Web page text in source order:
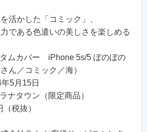
活かした「コミック」、
である色遣いの美しさを楽しめる
ムカバー iPhone 5s/5 ぼのぼの
ん／コミック／海）
5月15日
タウン（限定商品）
税抜）